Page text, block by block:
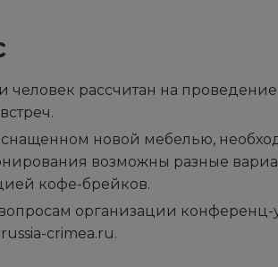
человек рассчитан на
новой мебелью,
возможны разные
кофе-брейков.
организации конференц-
crimea.ru.